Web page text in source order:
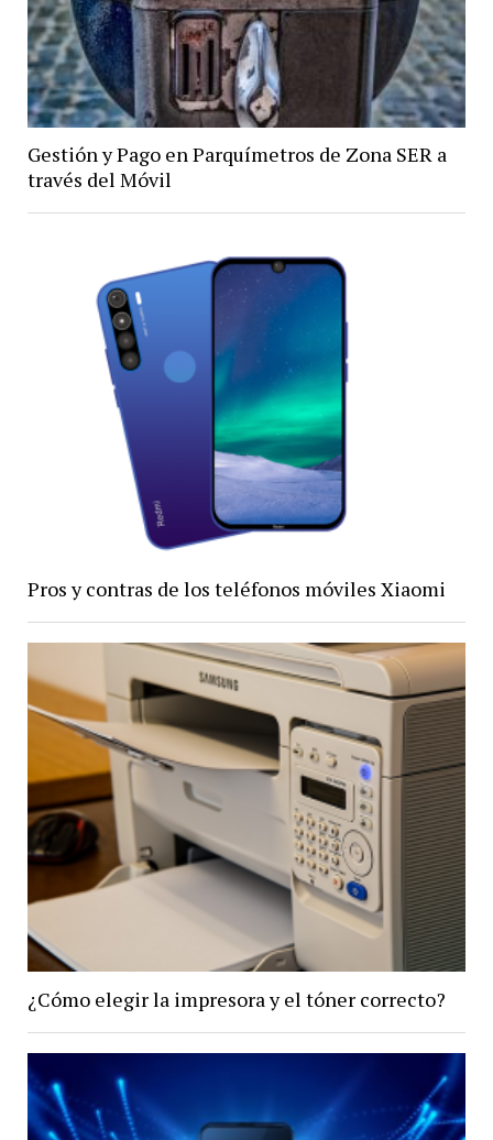
Gestión y Pago en Parquímetros de Zona SER a
través del Móvil
Pros y contras de los teléfonos móviles Xiaomi
¿Cómo elegir la impresora y el tóner correcto?